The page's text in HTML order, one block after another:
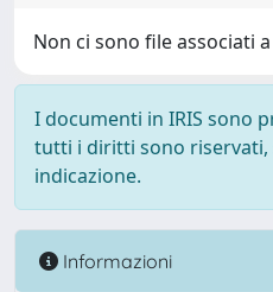
Non ci sono file associati
I documenti in IRIS sono
tutti i diritti sono riservati,
indicazione.
Informazioni